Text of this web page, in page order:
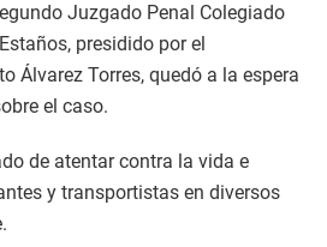
Juzgado Penal Colegiado
presidido por el
Álvarez Torres, quedó a la espera
el caso.
de atentar contra la vida e
y transportistas en diversos